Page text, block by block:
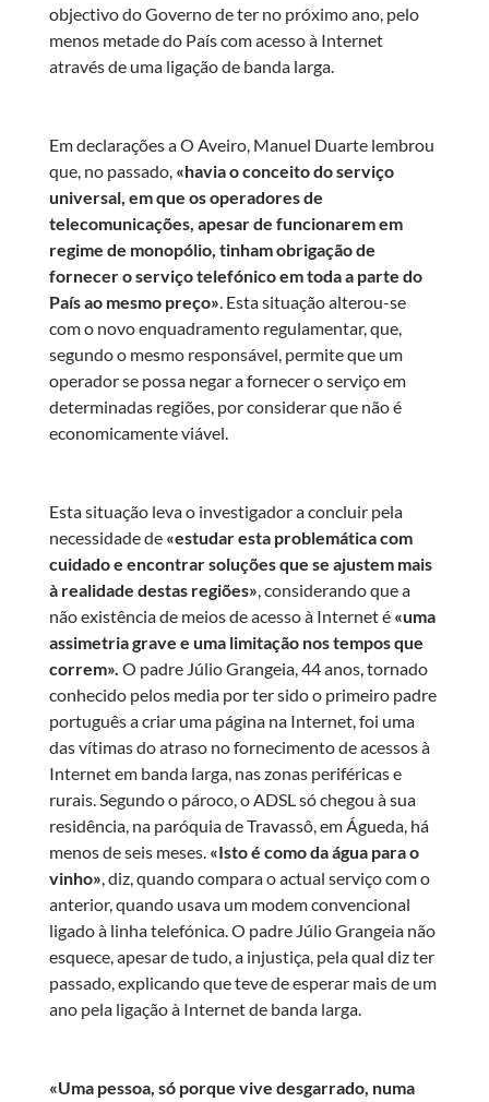
objectivo do Governo de ter no próximo ano, pelo
menos metade do País com acesso à Internet
através de uma ligação de banda larga.
Em declarações a O Aveiro, Manuel Duarte lembrou
que, no passado, «havia o conceito do serviço
universal, em que os operadores de
telecomunicações, apesar de funcionarem em
regime de monopólio, tinham obrigação de
fornecer o serviço telefónico em toda a parte do
País ao mesmo preço». Esta situação alterou-se
com o novo enquadramento regulamentar, que,
segundo o mesmo responsável, permite que um
operador se possa negar a fornecer o serviço em
determinadas regiões, por considerar que não é
economicamente viável.
Esta situação leva o investigador a concluir pela
necessidade de «estudar esta problemática com
cuidado e encontrar soluções que se ajustem mais
à realidade destas regiões», considerando que a
não existência de meios de acesso à Internet é «uma
assimetria grave e uma limitação nos tempos que
correm». O padre Júlio Grangeia, 44 anos, tornado
conhecido pelos media por ter sido o primeiro padre
português a criar uma página na Internet, foi uma
das vítimas do atraso no fornecimento de acessos à
Internet em banda larga, nas zonas periféricas e
rurais. Segundo o pároco, o ADSL só chegou à sua
residência, na paróquia de Travassô, em Águeda, há
menos de seis meses. «Isto é como da água para o
vinho», diz, quando compara o actual serviço com o
anterior, quando usava um modem convencional
ligado à linha telefónica. O padre Júlio Grangeia não
esquece, apesar de tudo, a injustiça, pela qual diz ter
passado, explicando que teve de esperar mais de um
ano pela ligação à Internet de banda larga.
«Uma pessoa, só porque vive desgarrado, numa